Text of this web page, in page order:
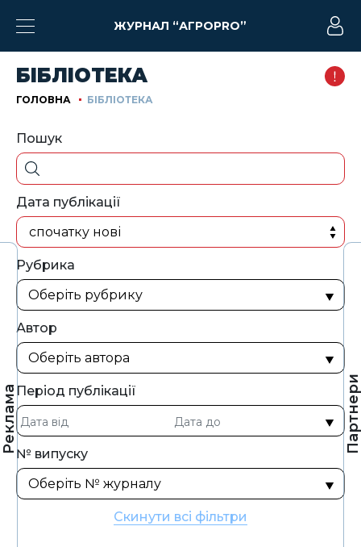
Реклама Партнери
ЖУРНАЛ “АГРОPRO”
БІБЛІОТЕКА
ГОЛОВНА БІБЛІОТЕКА
Пошук
Дата публікації
спочатку нові
Рубрика
Автор
Період публікації
№ випуску
Скинути всі фільтри